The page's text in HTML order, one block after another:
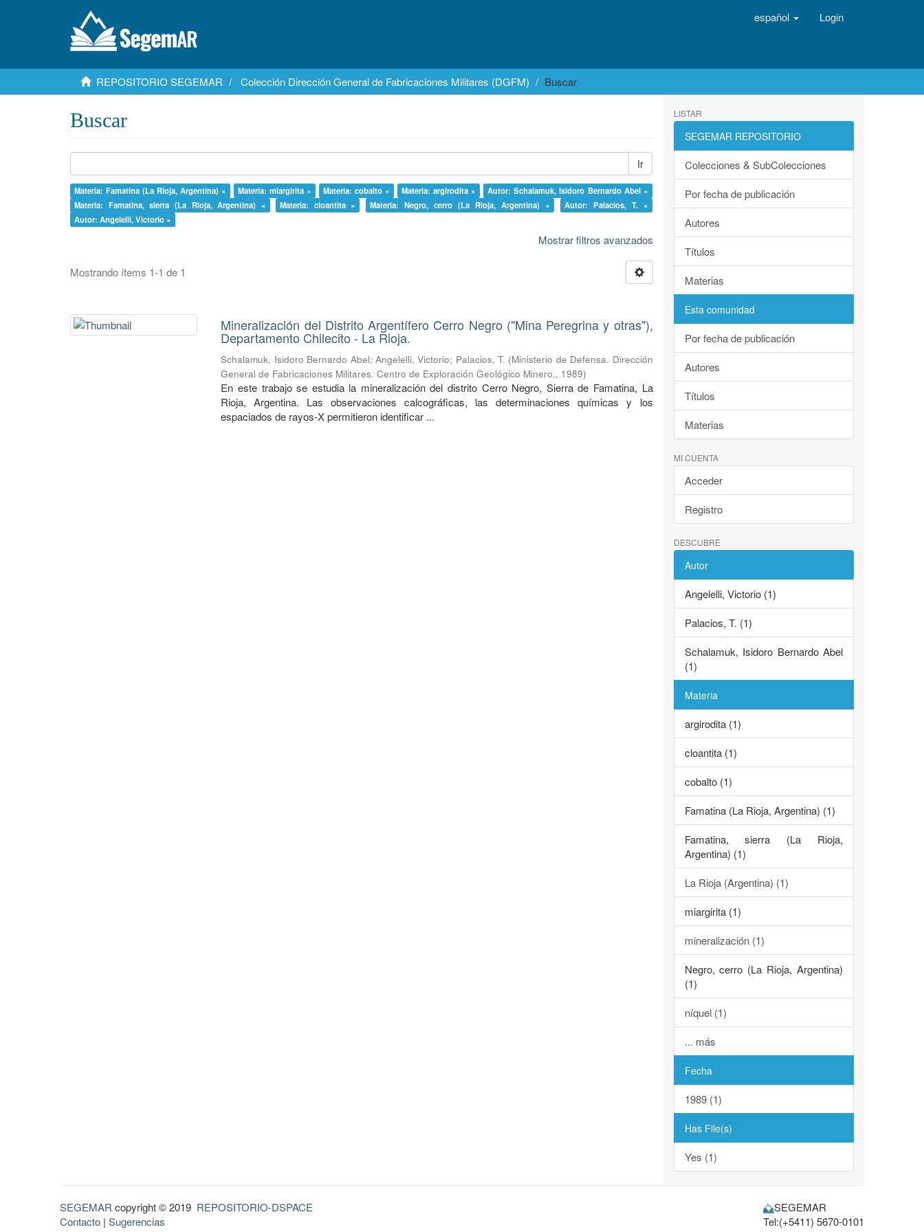
español Login
REPOSITORIO SEGEMAR Colección Dirección General de Fabricaciones Militares (DGFM) Buscar
Buscar
Ir
Materia: Famatina (La Rioja, Argentina) × Materia: miargirita × Materia: cobalto × Materia: argirodita ×
Autor: Schalamuk, Isidoro Bernardo Abel ×
Materia: Famatina, sierra (La Rioja, Argentina) ×
Materia: cloantita × Materia: Negro, cerro (La Rioja, Argentina) ×
Autor: Palacios, T. ×
Autor: Angelelli, Victorio ×
Mostrar filtros avanzados
Mostrando ítems 1-1 de 1
Mineralización del Distrito Argentífero Cerro Negro ("Mina Peregrina y otras"),
Departamento Chilecito - La Rioja.
Schalamuk, Isidoro Bernardo Abel; Angelelli, Victorio; Palacios, T. (Ministerio de Defensa. Dirección
General de Fabricaciones Militares. Centro de Exploración Geológico Minero., 1989)
En este trabajo se estudia la mineralización del distrito Cerro Negro, Sierra de Famatina, La
Rioja, Argentina. Las observaciones calcográficas, las determinaciones químicas y los
espaciados de rayos-X permitieron identificar ...
LISTAR
SEGEMAR REPOSITORIO
Colecciones & SubColecciones
Por fecha de publicación
Autores
Títulos
Materias
Esta comunidad
Por fecha de publicación
Autores
Títulos
Materias
MI CUENTA
Acceder
Registro
DESCUBRE
Autor
Angelelli, Victorio (1)
Palacios, T. (1)
Schalamuk, Isidoro Bernardo Abel
(1)
Materia
argirodita (1)
cloantita (1)
cobalto (1)
Famatina (La Rioja, Argentina) (1)
Famatina, sierra (La Rioja,
Argentina) (1)
La Rioja (Argentina) (1)
miargirita (1)
mineralización (1)
Negro, cerro (La Rioja, Argentina)
(1)
níquel (1)
... más
Fecha
1989 (1)
Has File(s)
Yes (1)
SEGEMAR copyright © 2019 REPOSITORIO-DSPACE
Contacto | Sugerencias
SEGEMAR
Tel:(+5411) 5670-0101